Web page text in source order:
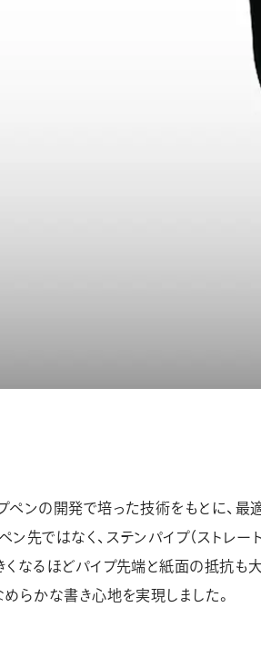
ペンの開発で培った技術をもとに、
ン先ではなく、ステンパイプ（ストレ
くなるほどパイプ先端と紙面の抵抗も
めらかな書き心地を実現しました。